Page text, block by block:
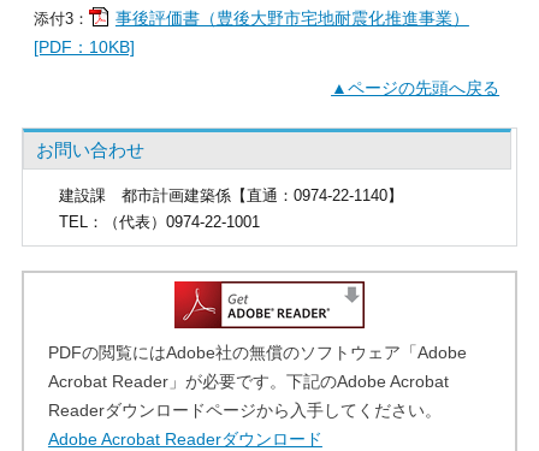
添付3：
事後評価書（豊後大野市宅地耐震化推進事業）
[PDF：10KB]
▲ページの先頭へ戻る
お問い合わせ
建設課
都市計画建築係【直通：0974-22-1140】
TEL ：（代表）0974-22-1001
PDFの閲覧にはAdobe社の無償のソフトウェア「Adobe
Acrobat Reader」が必要です。下記のAdobe Acrobat
Readerダウンロードページから入手してください。
Adobe Acrobat Readerダウンロード